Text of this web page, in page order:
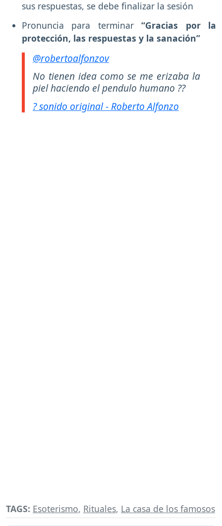
sus respuestas, se debe finalizar la sesión
Pronuncia para terminar“Gracias por la
protección, las respuestas y la sanación”
@robertoalfonzov
No tienen idea como se me erizaba la
piel haciendo el pendulo humano ??
? sonido original - Roberto Alfonzo
TAGS: Esoterismo, Rituales, La casa de los famosos